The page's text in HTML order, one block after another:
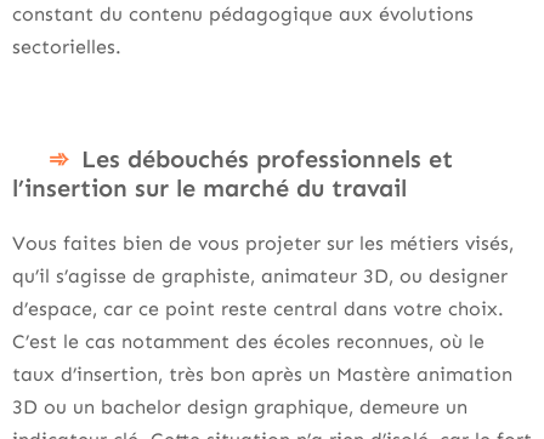
constant du contenu pédagogique aux évolutions
sectorielles.
Les débouchés professionnels et
l’insertion sur le marché du travail
Vous faites bien de vous projeter sur les métiers visés,
qu’il s’agisse de graphiste, animateur 3D, ou designer
d’espace, car ce point reste central dans votre choix.
C’est le cas notamment des écoles reconnues, où le
taux d’insertion, très bon après un Mastère animation
3D ou un bachelor design graphique, demeure un